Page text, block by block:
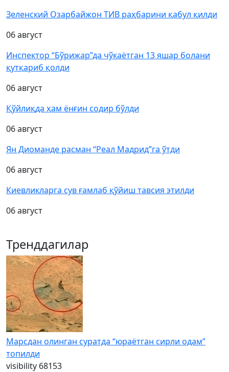
Зеленский Озарбайжон ТИВ раҳбарини қабул қилди
06 август
Инспектор “Бўрижар”да чўкаётган 13 яшар болани
қутқариб қолди
06 август
Қўйлиқда ҳам ёнғин содир бўлди
06 август
Ян Диоманде расман “Реал Мадрид”га ўтди
06 август
Киевликларга сув ғамлаб қўйиш тавсия этилди
06 август
Тренддагилар
Марсдан олинган суратда “юраётган сирли одам”
топилди
visibility 68153